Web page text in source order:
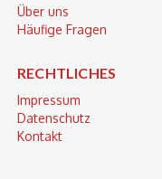
Über uns
Häufige Fragen
RECHTLICHES
Impressum
Datenschutz
Kontakt